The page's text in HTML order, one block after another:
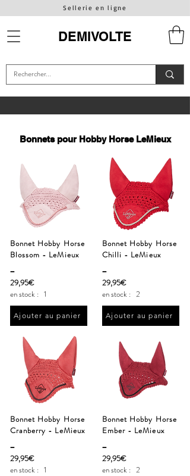
Sellerie en ligne
DEMIVOLTE
Bonnets pour Hobby Horse LeMieux
Bonnet Hobby Horse
Blossom - LeMieux
_
29,95€
en stock : 1
Ajouter au panier
Bonnet Hobby Horse
Cranberry - LeMieux
_
29,95€
en stock : 1
Bonnet Hobby Horse
Chilli - LeMieux
_
29,95€
en stock : 2
Ajouter au panier
Bonnet Hobby Horse
Ember - LeMieux
_
29,95€
en stock : 2